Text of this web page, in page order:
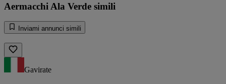
Aermacchi Ala Verde simili
Inviami annunci simili
Gavirate